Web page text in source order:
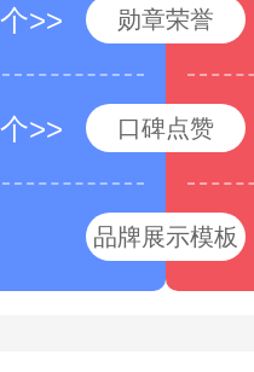
>> 勋章荣誉
>> 口碑点赞
品牌展示模板